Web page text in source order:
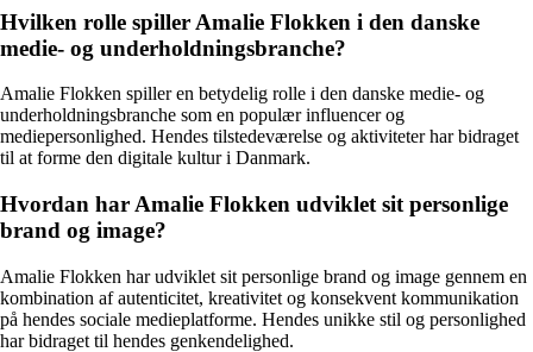
Hvilken rolle spiller Amalie Flokken i den danske
medie- og underholdningsbranche?
Amalie Flokken spiller en betydelig rolle i den danske medie- og
underholdningsbranche som en populær influencer og
mediepersonlighed. Hendes tilstedeværelse og aktiviteter har bidraget
til at forme den digitale kultur i Danmark.
Hvordan har Amalie Flokken udviklet sit personlige
brand og image?
Amalie Flokken har udviklet sit personlige brand og image gennem en
kombination af autenticitet, kreativitet og konsekvent kommunikation
på hendes sociale medieplatforme. Hendes unikke stil og personlighed
har bidraget til hendes genkendelighed.